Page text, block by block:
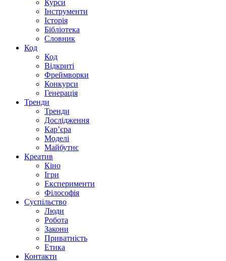
Курси
Інструменти
Історія
Бібліотека
Словник
Код
Код
Відкриті
Фреймворки
Конкурси
Генерація
Тренди
Тренди
Дослідження
Кар’єра
Моделі
Майбутнє
Креатив
Кіно
Ігри
Експерименти
Філософія
Суспільство
Люди
Робота
Закони
Приватність
Етика
Контакти